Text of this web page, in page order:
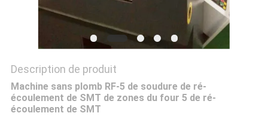
Description de produit
Machine sans plomb RF-5 de soudure de ré-
écoulement de SMT de zones du four 5 de ré-
écoulement de SMT